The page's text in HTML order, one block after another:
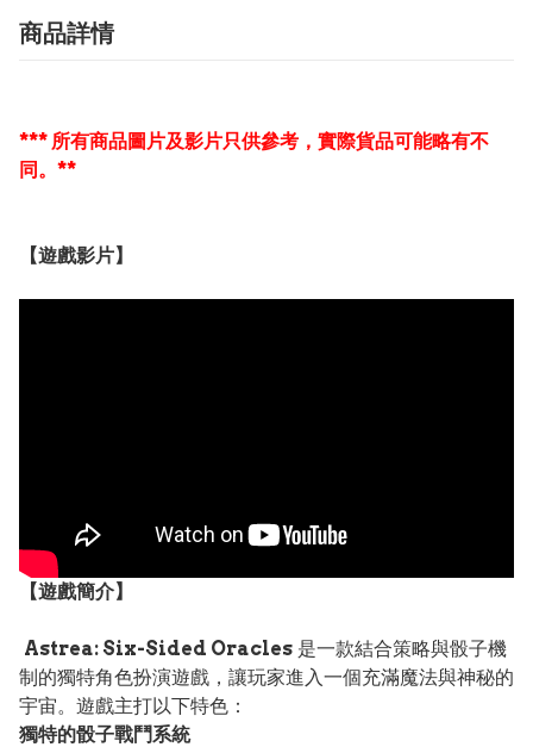
商品詳情
*** 所有商品圖片及影片只供參考，實際貨品可能略有不
同。**
【遊戲影片】
【遊戲簡介】
Astrea: Six-Sided Oracles 是一款結合策略與骰子機
制的獨特角色扮演遊戲，讓玩家進入一個充滿魔法與神秘的
宇宙。遊戲主打以下特色：
獨特的骰子戰鬥系統